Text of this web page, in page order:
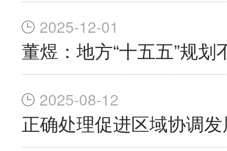
2025-12-01
董煜：地方“十五五”规
2025-08-12
正确处理促进区域协调